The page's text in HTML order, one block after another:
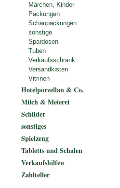
Märchen, Kinder
Packungen
Schaupackungen
sonstige
Spardosen
Tuben
Verkaufsschrank
Versandkisten
Vitrinen
Hotelporzellan & Co.
Milch & Meierei
Schilder
sonstiges
Spielzeug
Tabletts und Schalen
Verkaufshilfen
Zahlteller